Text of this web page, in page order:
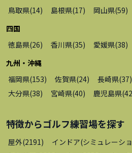
鳥取県(14) 島根県(17) 岡山県(59)
四国
徳島県(26) 香川県(35) 愛媛県(38)
九州・沖縄
福岡県(153) 佐賀県(24) 長崎県(37)
大分県(38) 宮崎県(40) 鹿児島県(42
特徴からゴルフ練習場を探す
屋外(2191) インドア(シミュレーシ